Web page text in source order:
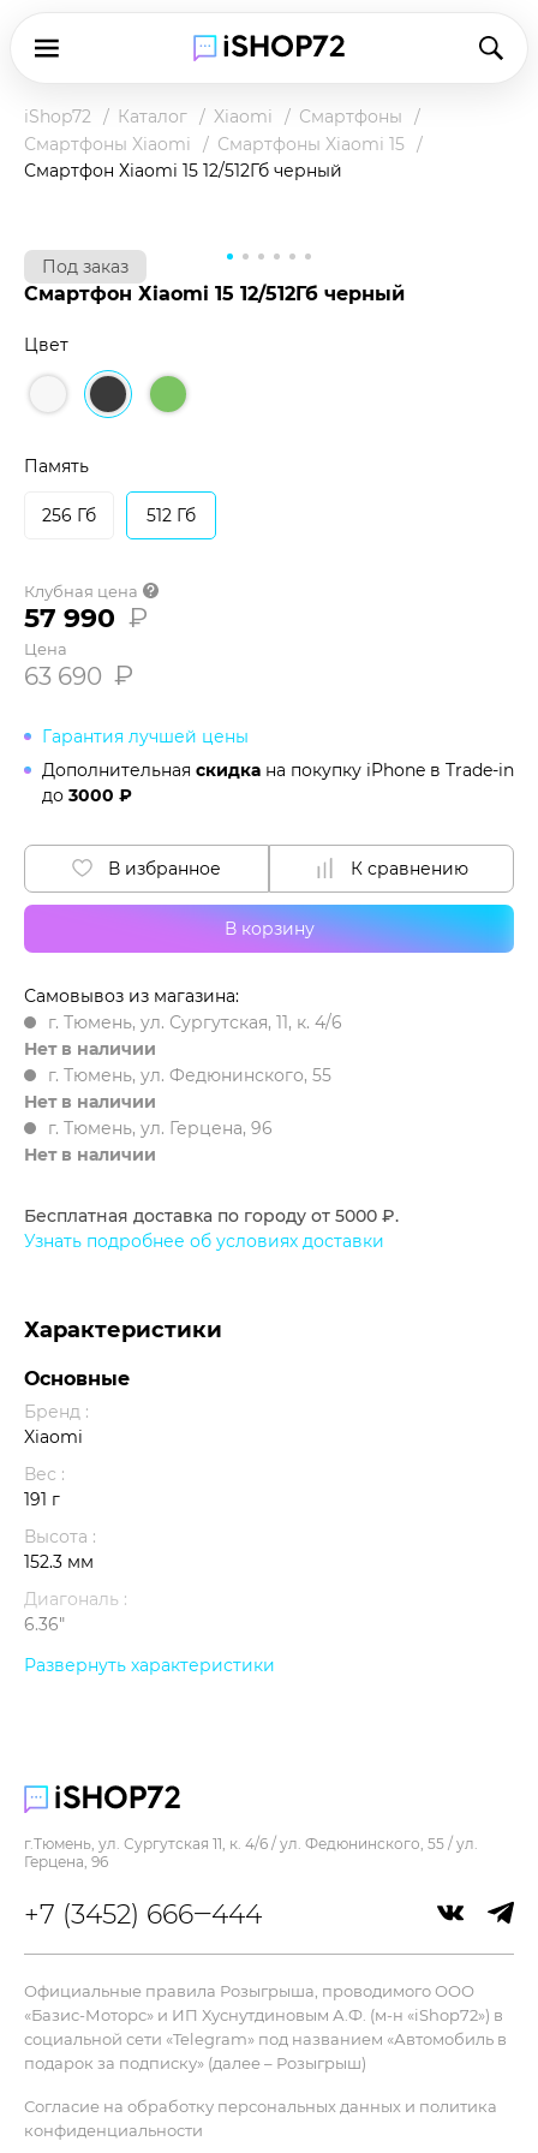
iShop72 Каталог Xiaomi
Смартфоны
Смартфоны Xiaomi
Смартфоны Xiaomi 15
Смартфон Хiaomi 15 12/512Гб черный
Под заказ
Смартфон Хiaomi 15 12/512Гб черный
Цвет
Память
256 Гб 512 Гб
Клубная цена
Чтобы купить товар по клубной цене,
наличными в магазине или при доставке.
Подробнее о клубной цене
57 990 ₽
Цена
63 690 ₽
Гарантия лучшей цены
Дополнительная скидка на покупку iPhone в Trade-in
до 3000 ₽
В корзину
В избранное К сравнению
Самовывоз из магазина:
г. Тюмень, ул. Сургутская, 11, к. 4/6
Нет в наличии
г. Тюмень, ул. Федюнинского, 55
Нет в наличии
г. Тюмень, ул. Герцена, 96
Нет в наличии
Бесплатная доставка по городу от 5000 ₽.
Узнать подробнее об условиях доставки
Характеристики
Основные
Бренд :
Xiaomi
Вес :
191 г
Высота :
152.3 мм
Диагональ :
6.36"
Количество ядер процессора :
Операционная система :
Android
Память :
512 Гб
Процессор :
черный
Частота процессора :
4.32 ГГц
Ширина :
71.2 мм
Развернуть характеристики
+7 (3452) 666‒444
г.Тюмень, ул. Сургутская 11, к. 4/6 / ул. Федюнинского, 55 / ул.
Герцена, 96
Согласие на обработку персональных данных и политика
конфиденциальности
Официальные правила Розыгрыша, проводимого ООО
«Базис-Моторс» и ИП Хуснутдиновым А.Ф. (м-н «iShop72») в
социальной сети «Telegram» под названием «Автомобиль в
подарок за подписку» (далее – Розыгрыш)